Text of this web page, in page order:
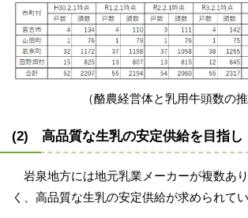
（酪農経営体と乳用牛頭数の推
(2) 高品質な生乳の安定供給を目指し
岩泉地方には地元乳業メーカーが複数あ
く、高品質な生乳の安定供給が求められてい